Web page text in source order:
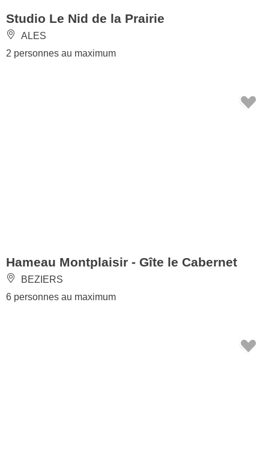
Studio Le Nid de la Prairie
ALES
2 personnes au maximum
Hameau Montplaisir - Gîte le Cabernet
BEZIERS
6 personnes au maximum